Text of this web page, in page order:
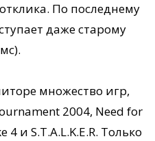
По последнему
даже старому
множество игр,
2004, Need for
и S.T.A.L.K.E.R. Только